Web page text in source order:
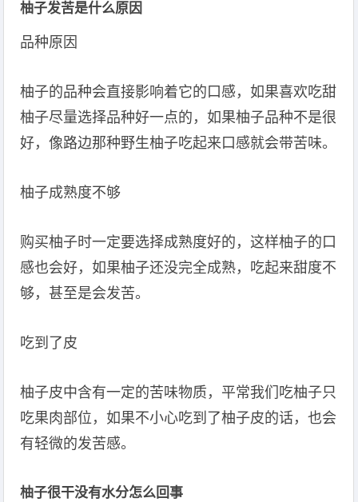
柚子发苦是什么原因
品种原因
柚子的品种会直接影响着它的口感，如果喜欢吃甜
柚子尽量选择品种好一点的，如果柚子品种不是很
好，像路边那种野生柚子吃起来口感就会带苦味。
柚子成熟度不够
购买柚子时一定要选择成熟度好的，这样柚子的口
感也会好，如果柚子还没完全成熟，吃起来甜度不
够，甚至是会发苦。
吃到了皮
柚子皮中含有一定的苦味物质，平常我们吃柚子只
吃果肉部位，如果不小心吃到了柚子皮的话，也会
有轻微的发苦感。
柚子很干没有水分怎么回事